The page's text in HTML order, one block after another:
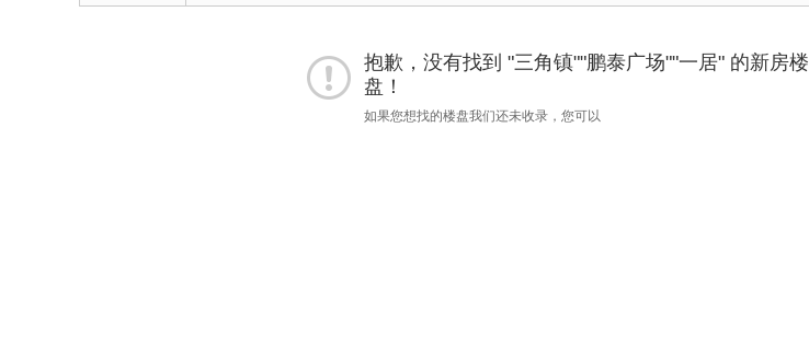
抱歉，没有找到 "三角镇""鹏泰广场""一居" 的新房楼
盘！
如果您想找的楼盘我们还未收录，您可以